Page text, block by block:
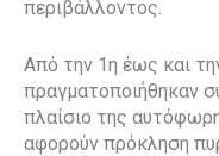
περιβάλλοντος.
Από την 1η έως και
πραγματοποιήθηκαν
πλαίσιο της
αφορούν πρόκληση